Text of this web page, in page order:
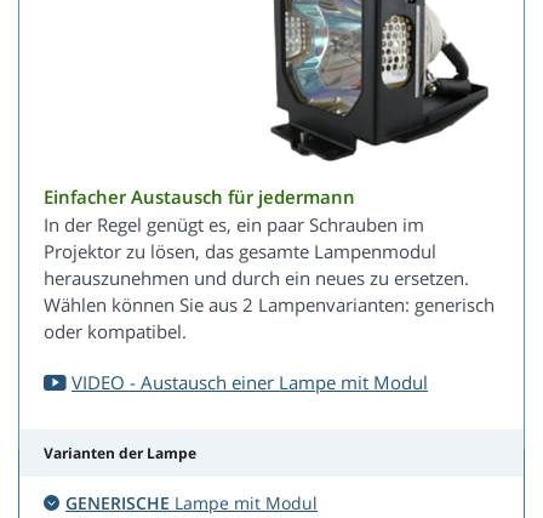
Einfacher Austausch für jedermann
In der Regel genügt es, ein paar Schrauben im
Projektor zu lösen, das gesamte Lampenmodul
herauszunehmen und durch ein neues zu ersetzen.
Wählen können Sie aus 2 Lampenvarianten: generisch
oder kompatibel.
VIDEO - Austausch einer Lampe mit Modul
Varianten der Lampe
GENERISCHE Lampe mit Modul